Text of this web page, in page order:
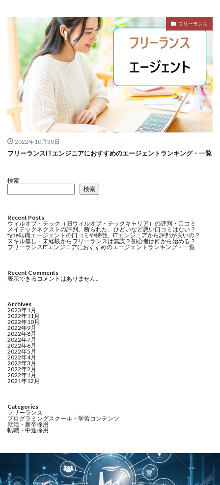
フリーランス
2022年10月30日
フリーランスITエンジニアにおすすめのエージェントランキング・一覧
検索
検索
Recent Posts
ウィルオブ・テック（旧ウィルオブ・テックキャリア）の評判・口コミ
メイテックネクストの評判。断られた、ひどいなど悪い口コミはない？
type転職エージェントの口コミや特徴。ITエンジニアから評判が良いの？
スキル無し・未経験からフリーランスは無謀？初心者は何から始める？
フリーランスITエンジニアにおすすめのエージェントランキング・一覧
Recent Comments
表示できるコメントはありません。
Archives
2023年1月
2022年11月
2022年10月
2022年9月
2022年8月
2022年7月
2022年6月
2022年5月
2022年4月
2022年3月
2022年2月
2022年1月
2021年12月
Categories
フリーランス
プログラミングスクール・学習コンテンツ
就活・新卒採用
転職・中途採用